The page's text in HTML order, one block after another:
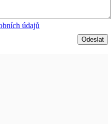
údajů
Odeslat